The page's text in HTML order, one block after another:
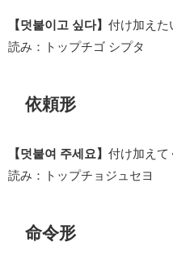
【덧붙이고 싶다】 付け加えた
読み：トップチゴ シプタ
依頼形
【덧붙여 주세요】 付け加えて
読み：トップチョジュセヨ
命令形